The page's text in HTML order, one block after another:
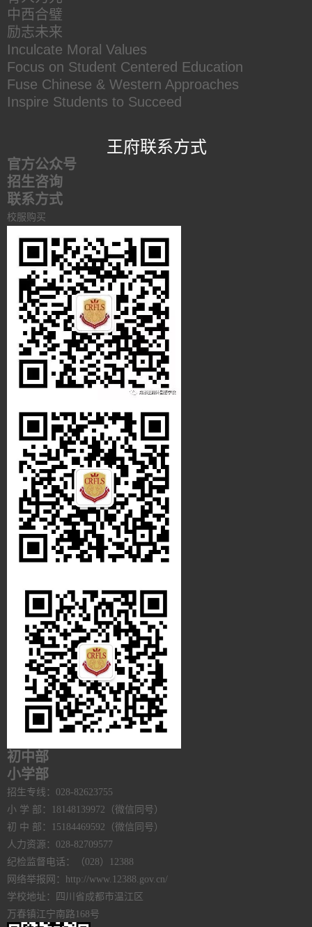
中西合璧
励志未来
Inculcate Moral Values
Focus on Student Centered Education
Fuse Chinese & Western Approaches
Inspire Students to Succeed
王府联系方式
官方公众号
招生咨询
联系方式
校服购买
初中部
小学部
招生专线：028-82623755
小 学 部：18148139972（微信同号）
初 中 部：15184469592（微信同号）
人力资源：028-82709577
纪检监督电话：（028）12388
网络举报网：http://www.12388.gov.cn/
学校地址：四川省成都市温江区
万春镇江宁南路168号